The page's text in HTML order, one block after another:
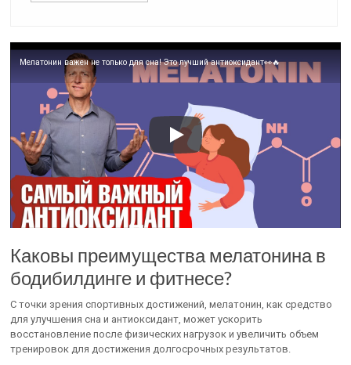
Мелатонин важен не только для сна! Это лучший антиоксидант👀🔥
Каковы преимущества мелатонина в
бодибилдинге и фитнесе?
С точки зрения спортивных достижений, мелатонин, как средство
для улучшения сна и антиоксидант, может ускорить
восстановление после физических нагрузок и увеличить объем
тренировок для достижения долгосрочных результатов.